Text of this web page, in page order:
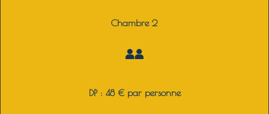
Chambre 2
DP : 48 € par personne